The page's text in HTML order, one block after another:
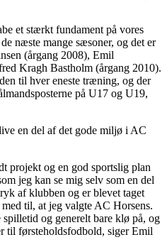
et stærkt fundament på vores
næste mange sæsoner, og det er
(årgang 2008), Emil
Kragh Bastholm (årgang 2010).
til hver eneste træning, og der
på U17 og U19,
en del af det gode miljø i AC
projekt og en god sportslig plan
jeg kan se mig selv som en del
af klubben og er blevet taget
til, at jeg valgte AC Horsens.
og generelt bare klø på, og
til førsteholdsfodbold, siger Emil